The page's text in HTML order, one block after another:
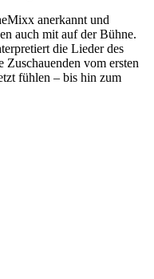
anerkannt und
auch mit auf der Bühne.
die Lieder des
Zuschauenden vom ersten
fühlen – bis hin zum